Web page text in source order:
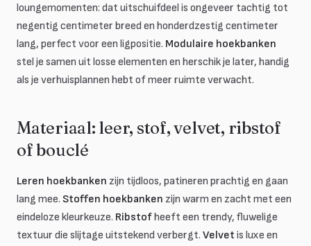
loungemomenten: dat uitschuifdeel is ongeveer tachtig tot
negentig centimeter breed en honderdzestig centimeter
lang, perfect voor een ligpositie. Modulaire hoekbanken
stel je samen uit losse elementen en herschik je later, handig
als je verhuisplannen hebt of meer ruimte verwacht.
Materiaal: leer, stof, velvet, ribstof
of bouclé
Leren hoekbanken zijn tijdloos, patineren prachtig en gaan
lang mee. Stoffen hoekbanken zijn warm en zacht met een
eindeloze kleurkeuze. Ribstofheeft een trendy, fluwelige
textuur die slijtage uitstekend verbergt. Velvet is luxe en